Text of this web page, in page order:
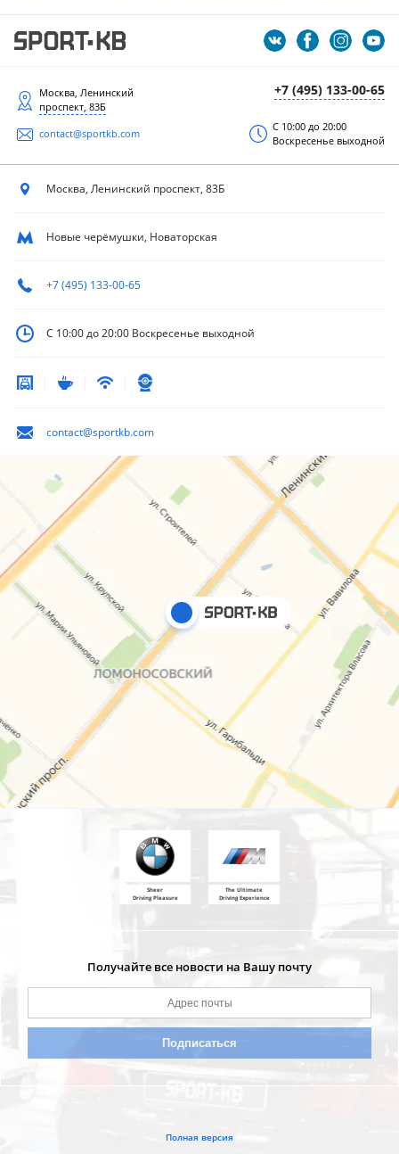
+7 (495) 133-00-65
Москва, Ленинский
проспект, 83Б
contact@sportkb.com
С 10:00 до 20:00
Воскресенье выходной
Москва, Ленинский проспект, 83Б
Новые черёмушки, Новаторская
+7 (495) 133-00-65
С 10:00 до 20:00 Воскресенье выходной
contact@sportkb.com
Sheer
Driving Pleasure
The Ultimate
Driving Experience
Получайте все новости на Вашу почту
Полная версия